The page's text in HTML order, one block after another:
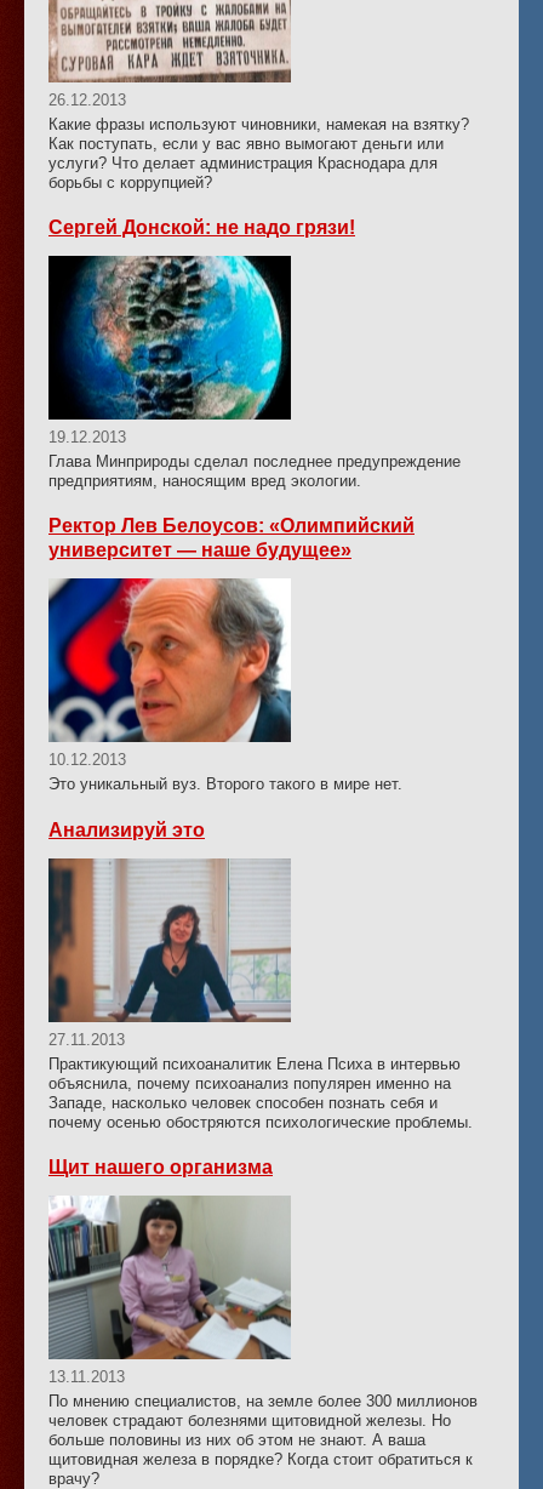
26.12.2013
Какие фразы используют чиновники, намекая на взятку?
Как поступать, если у вас явно вымогают деньги или
услуги? Что делает администрация Краснодара для
борьбы с коррупцией?
Сергей Донской: не надо грязи!
19.12.2013
Глава Минприроды сделал последнее предупреждение
предприятиям, наносящим вред экологии.
Ректор Лев Белоусов: «Олимпийский
университет — наше будущее»
10.12.2013
Это уникальный вуз. Второго такого в мире нет.
Анализируй это
27.11.2013
Практикующий психоаналитик Елена Психа в интервью
объяснила, почему психоанализ популярен именно на
Западе, насколько человек способен познать себя и
почему осенью обостряются психологические проблемы.
Щит нашего организма
13.11.2013
По мнению специалистов, на земле более 300 миллионов
человек страдают болезнями щитовидной железы. Но
больше половины из них об этом не знают. А ваша
щитовидная железа в порядке? Когда стоит обратиться к
врачу?